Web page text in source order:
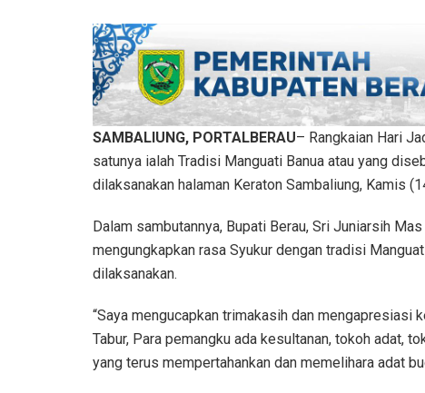
SAMBALIUNG, PORTALBERAU– Rangkaian Hari
satunya ialah Tradisi Manguati Banua atau yang
dilaksanakan halaman Keraton Sambaliung, Kamis
Dalam sambutannya, Bupati Berau, Sri Juniarsih
mengungkapkan rasa Syukur dengan tradisi
dilaksanakan.
“Saya mengucapkan trimakasih dan mengapresiasi
Tabur, Para pemangku ada kesultanan, tokoh adat,
yang terus mempertahankan dan memelihara adat